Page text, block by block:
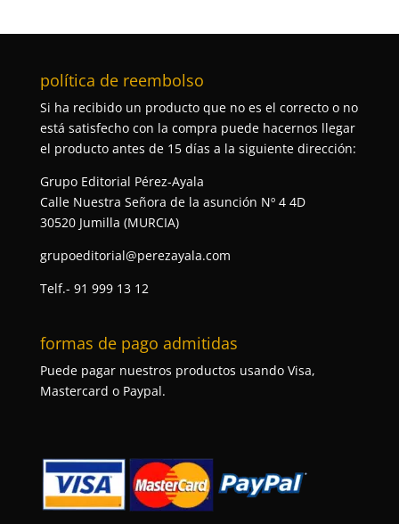
política de reembolso
Si ha recibido un producto que no es el correcto o no
está satisfecho con la compra puede hacernos llegar
el producto antes de 15 días a la siguiente dirección:
Grupo Editorial Pérez-Ayala
Calle Nuestra Señora de la asunción Nº 4 4D
30520 Jumilla (MURCIA)
grupoeditorial@perezayala.com
Telf.- 91 999 13 12
formas de pago admitidas
Puede pagar nuestros productos usando Visa,
Mastercard o Paypal.